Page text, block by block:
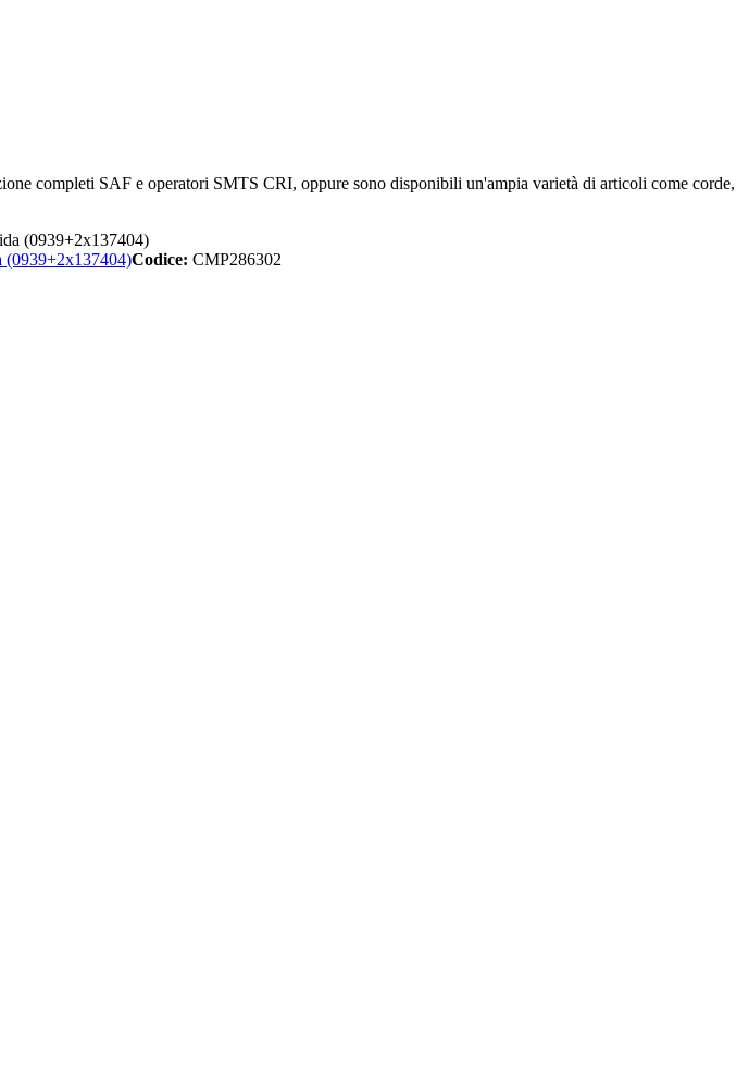
completi SAF e operatori SMTS CRI, oppure sono disponibili un'ampia varietà di articoli come corde,
(0939+2x137404)Codice: CMP286302